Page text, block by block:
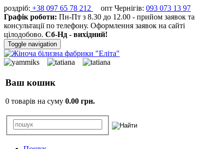
роздріб: +38 097 65 78 212 опт Чернігів: 093 073 13 97
Графік роботи: Пн-Пт з 8.30 до 12.00 - прийом заявок та
консультації по телефону. Оформлення заявок на сайті
цілодобово. Сб-Нд - вихідний!
Toggle navigation
Ваш кошик
0 товарів на суму 0.00 грн.